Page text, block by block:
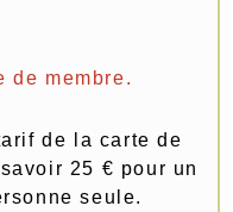
de membre.
de la carte de
25 € pour un
seule.